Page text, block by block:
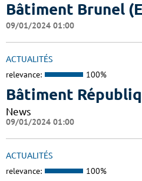
Bâtiment Brunel
09/01/2024 01:00
ACTUALITÉS
relevance: 100%
Bâtiment
News
09/01/2024 01:00
ACTUALITÉS
relevance: 100%